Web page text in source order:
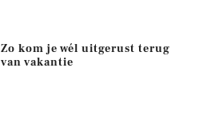
Zo kom je wél uitgerust terug
van vakantie